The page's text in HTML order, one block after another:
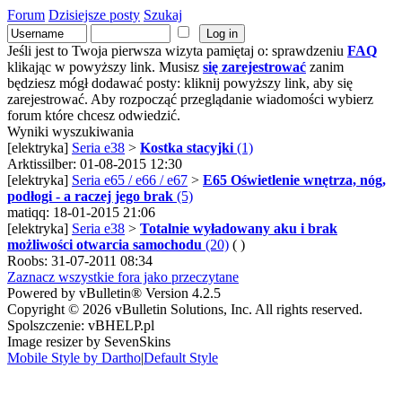
Forum Dzisiejsze posty Szukaj
Jeśli jest to Twoja pierwsza wizyta pamiętaj o: sprawdzeniu FAQ
klikając w powyższy link. Musisz się zarejestrować zanim
będziesz mógł dodawać posty: kliknij powyższy link, aby się
zarejestrować. Aby rozpocząć przeglądanie wiadomości wybierz
forum które chcesz odwiedzić.
Wyniki wyszukiwania
[elektryka] Seria e38 > Kostka stacyjki (1)
Arktissilber: 01-08-2015 12:30
[elektryka] Seria e65 / e66 / e67 > E65 Oświetlenie wnętrza, nóg,
podłogi - a raczej jego brak (5)
matiqq: 18-01-2015 21:06
[elektryka] Seria e38 > Totalnie wyładowany aku i brak
możliwości otwarcia samochodu (20) ( )
Roobs: 31-07-2011 08:34
Zaznacz wszystkie fora jako przeczytane
Powered by vBulletin® Version 4.2.5
Copyright © 2026 vBulletin Solutions, Inc. All rights reserved.
Spolszczenie: vBHELP.pl
Image resizer by SevenSkins
Mobile Style by Dartho|Default Style